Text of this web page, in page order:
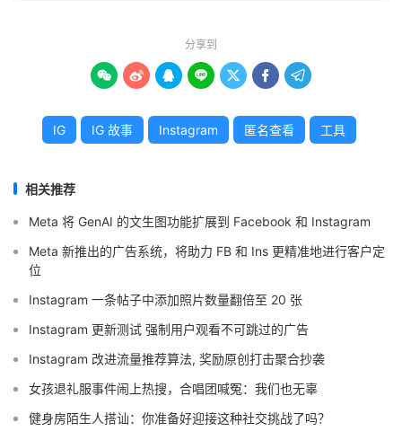
分享到
      
IG IG 故事 Instagram 匿名查看 工具
相关推荐
Meta 将 GenAI 的文生图功能扩展到 Facebook 和 Instagram
Meta 新推出的广告系统，将助力 FB 和 Ins 更精准地进行客户定
位
Instagram 一条帖子中添加照片数量翻倍至 20 张
Instagram 更新测试 强制用户观看不可跳过的广告
Instagram 改进流量推荐算法, 奖励原创打击聚合抄袭
女孩退礼服事件闹上热搜，合唱团喊冤：我们也无辜
健身房陌生人搭讪：你准备好迎接这种社交挑战了吗？